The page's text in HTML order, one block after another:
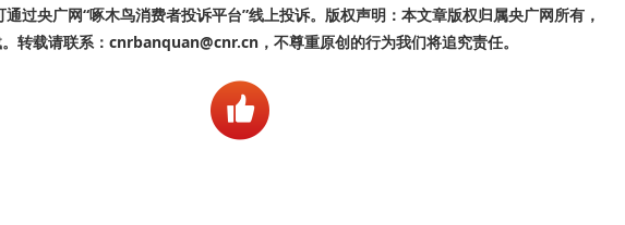
过央广网“啄木鸟消费者投诉平台”线上投诉。版权声明：本文章版权归属央广网所有，
转载请联系：cnrbanquan@cnr.cn，不尊重原创的行为我们将追究责任。